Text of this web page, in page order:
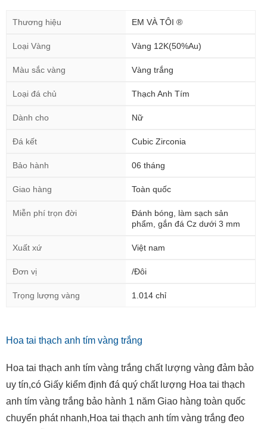
Thương hiệu EM VÀ TÔI ®
Loại Vàng Vàng 12K(50%Au)
Màu sắc vàng Vàng trắng
Loại đá chủ Thạch Anh Tím
Dành cho Nữ
Đá kết Cubic Zirconia
Bảo hành 06 tháng
Giao hàng Toàn quốc
Miễn phí trọn đời
Đánh bóng, làm sạch sản
phẩm, gắn đá Cz dưới 3 mm
Xuất xứ Việt nam
Đơn vị /Đôi
Trọng lượng vàng 1.014 chỉ
Hoa tai thạch anh tím vàng trắng
Hoa tai thạch anh tím vàng trắng chất lượng vàng đảm bảo
uy tín,có Giấy kiểm định đá quý chất lượng Hoa tai thạch
anh tím vàng trắng bảo hành 1 năm Giao hàng toàn quốc
chuyển phát nhanh,Hoa tai thạch anh tím vàng trắng đeo